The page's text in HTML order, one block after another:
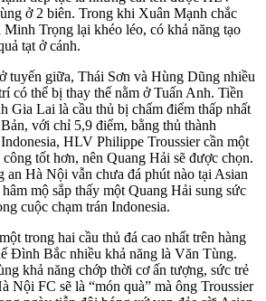
ở 2 biên. Trong khi Xuân Mạnh chắc
Trọng lại khéo léo, có khả năng tạo
tạt ở cánh.
tuyến giữa, Thái Sơn và Hùng Dũng nhiều
có thể bị thay thế nằm ở Tuấn Anh. Tiền
Gia Lai là cầu thủ bị chấm điểm thấp nhất
với chỉ 5,9 điểm, bằng thủ thành
HLV Philippe Troussier cần một
tốt hơn, nên Quang Hải sẽ được chọn.
an Hà Nội vẫn chưa đá phút nào tại Asian
mộ sắp thấy một Quang Hải sung sức
cuộc chạm trán Indonesia.
trong hai cầu thủ đá cao nhất trên hàng
Đình Bắc nhiều khả năng là Văn Tùng.
khả năng chớp thời cơ ấn tượng, sức trẻ
Nội FC sẽ là “món quà” mà ông Troussier